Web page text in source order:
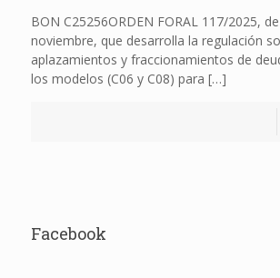
BON C25256ORDEN FORAL 117/2025,
noviembre, que desarrolla la regulación
aplazamientos y fraccionamientos de
los modelos (C06 y C08) para […]
Facebook